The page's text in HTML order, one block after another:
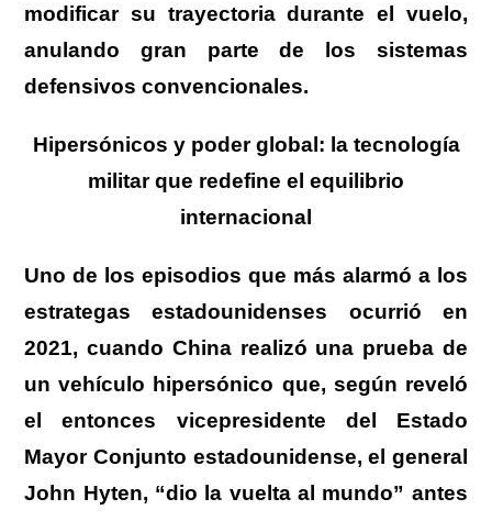
modificar su trayectoria durante el vuelo,
anulando gran parte de los sistemas
defensivos convencionales.
Hipersónicos y poder global: la tecnología
militar que redefine el equilibrio
internacional
Uno de los episodios que más alarmó a los
estrategas estadounidenses ocurrió en
2021, cuando China realizó una prueba de
un vehículo hipersónico que, según reveló
el entonces vicepresidente del Estado
Mayor Conjunto estadounidense, el general
John Hyten, “dio la vuelta al mundo” antes